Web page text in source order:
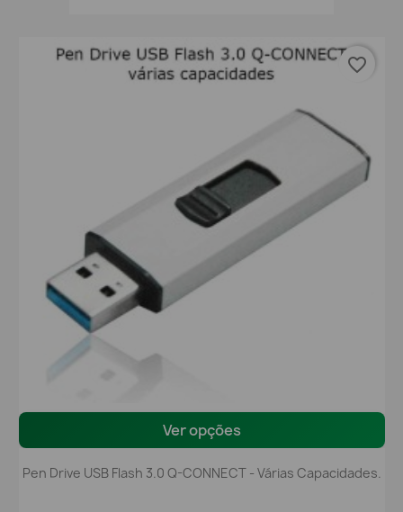
Ver opções
Pen Drive USB Flash 3.0 Q-CONNECT - Várias Capacidades.
favorite_border